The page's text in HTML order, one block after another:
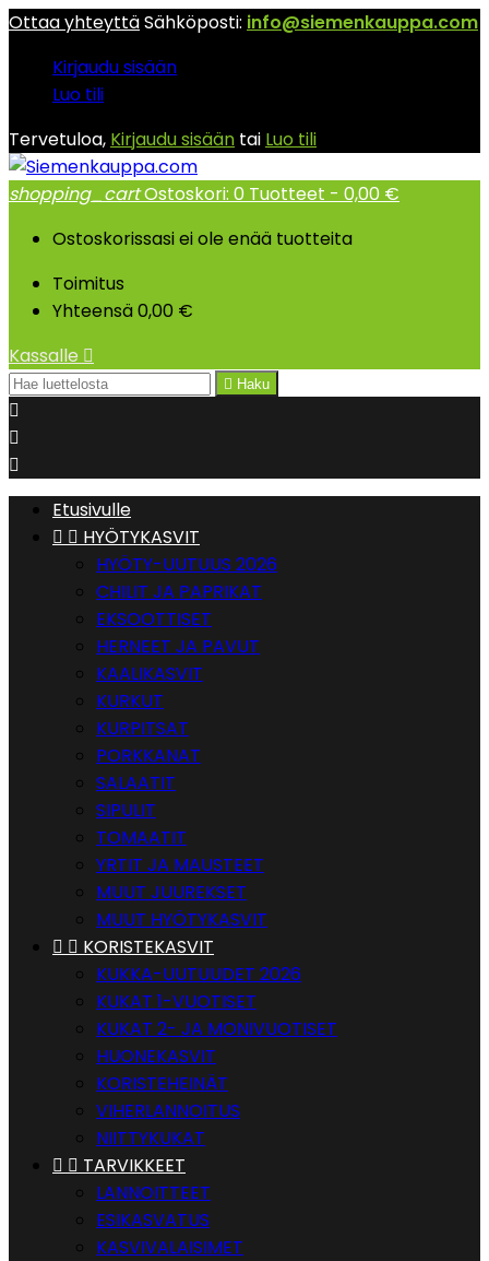
Ottaa yhteyttäSähköposti: info@siemenkauppa.com
Kirjaudu sisään
Luo tili
Tervetuloa, Kirjaudu sisään tai Luo tili
shopping_cartOstoskori: 0 Tuotteet - 0,00 €
Ostoskorissasi ei ole enää tuotteita
Toimitus
Yhteensä0,00 €
Kassalle 
 Haku



Etusivulle
  HYÖTYKASVIT
HYÖTY-UUTUUS 2026
CHILIT JA PAPRIKAT
EKSOOTTISET
HERNEET JA PAVUT
KAALIKASVIT
KURKUT
KURPITSAT
PORKKANAT
SALAATIT
SIPULIT
TOMAATIT
YRTIT JA MAUSTEET
MUUT JUUREKSET
MUUT HYÖTYKASVIT
  KORISTEKASVIT
KUKKA-UUTUUDET 2026
KUKAT 1-VUOTISET
KUKAT 2- JA MONIVUOTISET
HUONEKASVIT
KORISTEHEINÄT
VIHERLANNOITUS
NIITTYKUKAT
  TARVIKKEET
LANNOITTEET
ESIKASVATUS
KASVIVALAISIMET